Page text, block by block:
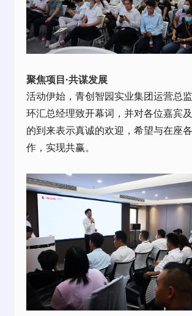
聚焦项目·共谋发展
活动伊始，青创智园实业集团运营总
环汇总经理致开幕词，并对各位嘉宾
的到来表示真诚的欢迎，希望与在座
作，实现共赢。